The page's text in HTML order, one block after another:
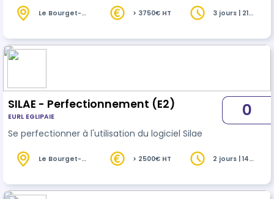
Le Bourget-
> 3750€ HT
3 jours | 21
SILAE - Perfectionnement (E2)
EURL EGLIPAIE
Se perfectionner à l'utilisation du logiciel Silae
0
Le Bourget-
> 2500€ HT
2 jours | 14